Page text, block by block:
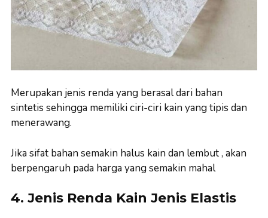
Merupakan jenis renda yang berasal dari bahan
sintetis sehingga memiliki ciri-ciri kain yang tipis dan
menerawang.
Jika sifat bahan semakin halus kain dan lembut , akan
berpengaruh pada harga yang semakin mahal
4. Jenis Renda Kain Jenis Elastis